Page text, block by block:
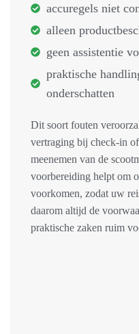
accuregels niet
alleen
geen assistentie
praktische
onderschatten
Dit soort fouten
vertraging bij check-in
meenemen van de
voorbereiding helpt om
voorkomen, zodat uw
daarom altijd de
praktische zaken ruim